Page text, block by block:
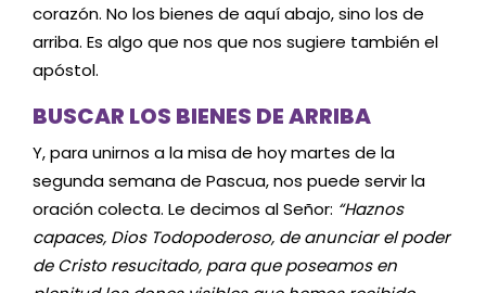
corazón. No los bienes de aquí abajo, sino los de
arriba. Es algo que nos que nos sugiere también el
apóstol.
BUSCAR LOS BIENES DE ARRIBA
Y, para unirnos a la misa de hoy martes de la
segunda semana de Pascua, nos puede servir la
oración colecta. Le decimos al Señor: “Haznos
capaces, Dios Todopoderoso, de anunciar el poder
de Cristo resucitado, para que poseamos en